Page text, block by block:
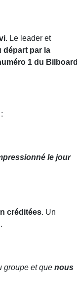
. Le leader et
départ par la
1 du Bilboard
le jour
créditées. Un
groupe et que nous